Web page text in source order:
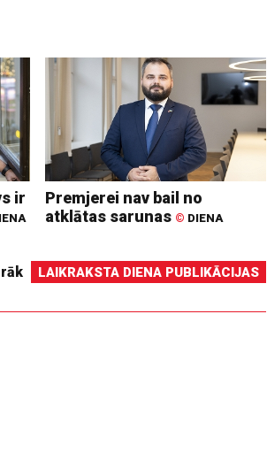
ir
Premjerei nav bail no
atklātas sarunas © DIENA
LAIKRAKSTA DIENA PUBLIKĀCIJAS